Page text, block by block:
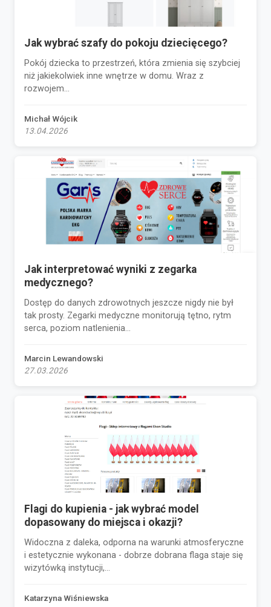
Jak wybrać szafy do pokoju dziecięcego?
Pokój dziecka to przestrzeń, która zmienia się szybciej
niż jakiekolwiek inne wnętrze w domu. Wraz z
rozwojem...
Michał Wójcik
13.04.2026
Jak interpretować wyniki z zegarka
medycznego?
Dostęp do danych zdrowotnych jeszcze nigdy nie był
tak prosty. Zegarki medyczne monitorują tętno, rytm
serca, poziom natlenienia...
Marcin Lewandowski
27.03.2026
Flagi do kupienia - jak wybrać model
dopasowany do miejsca i okazji?
Widoczna z daleka, odporna na warunki atmosferyczne
i estetycznie wykonana - dobrze dobrana flaga staje się
wizytówką instytucji,...
Katarzyna Wiśniewska